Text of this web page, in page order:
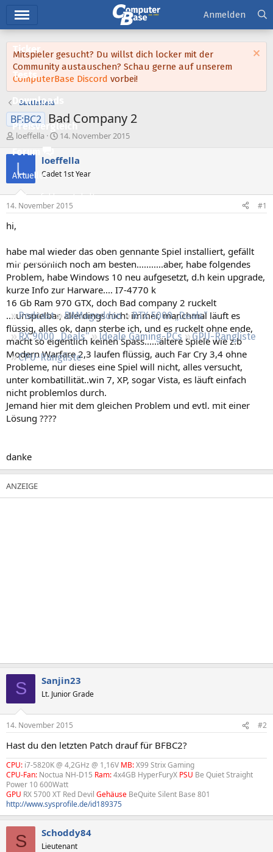
Ticker
Tests
Downloads
Preisvergleich
Forum
Aktuelles
Empfohlene Inhalte
Leserartikel
Regeln
Podcast RAMageddon
RTX 5000 „Deals“
RX 9000 „Deals“
Ideale Gaming-PCs
GPU-Rangliste
CPU-Rangliste
Anmelden
Mitspieler gesucht? Du willst dich locker mit der
Community austauschen? Schau gerne auf unserem
ComputerBase Discord vorbei!
Battlefield
BF:BC2 Bad Company 2
E
r
s
e
e
loeffella
E
s
e
l
t
14. November 2015
L loeffella
Cadet 1st Year
14. November 2015 #1
hi,
habe mal wieder das oben gennante Spiel installiert, gefällt
mir persönlich noch am besten...........aber, habe folgendes
Problem, habe Windows 10 neu aufgesetzt, d.h kein upgrade,
kurze Info zur Harware.... I7-4770 k
16 Gb Ram 970 GTX, doch Bad company 2 ruckelt
....unspielbar, allerdings nicht immer, manchmal läuft es
flüssig, alles ok, dann sterbe ich, und es ruckelt ohne ende,
macht so eigentlich keinen Spass......ältere Spiele wie z.b
Modern Warfare 2,3 laufen flüssig, auch Far Cry 3,4 ohne
Probleme, nur dieses eine Spiel will nicht, alles versucht,
unter kombatillität..win 7, XP, sogar Vista, es läuft einfach
nicht problemlos durch.
Jemand hier mit dem gleichen Problem und evtl. mit einer
Lösung ????
danke
S Sanjin23
Lt. Junior Grade
14. November 2015 #2
Hast du den letzten Patch drauf für BFBC2?
CPU: i7-5820K @ 4,2GHz @ 1,16V MB:X99 Strix Gaming
CPU-Fan: Noctua NH-D15 Ram:4x4GB HyperFuryX PSU Be Quiet Straight
Power 10 600Watt
GPU RX 5700 XT Red Devil Gehäuse BeQuite Silent Base 801
http://www.sysprofile.de/id189375
S Schoddy84
Lieutenant